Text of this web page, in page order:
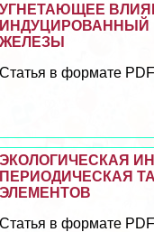
УГНЕТАЮЩЕЕ
ИНДУЦИРОВАННЫЙ
ЖЕЛЕЗЫ
Статья в формате
ЭКОЛОГИЧЕСКАЯ
ПЕРИОДИЧЕСКАЯ
ЭЛЕМЕНТОВ
Статья в формате